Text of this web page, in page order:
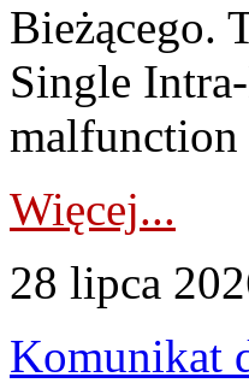
Bieżącego.
Single
Więcej...
28 lipca
Komunikat